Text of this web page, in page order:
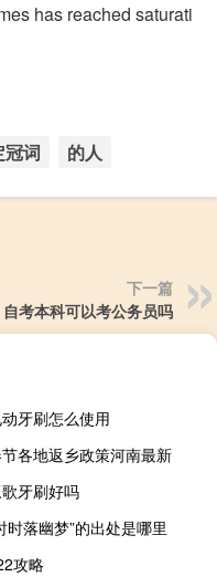
has reached saturati
冠词 的人
下一篇
自考本科可以考公务员吗
牙刷怎么使用
各地返乡政策河南最新
牙刷好吗
时落幽梦”的出处是哪里
攻略